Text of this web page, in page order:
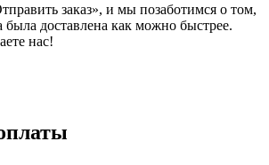
заказ», и мы позаботимся о том,
доставлена как можно быстрее.
нас!